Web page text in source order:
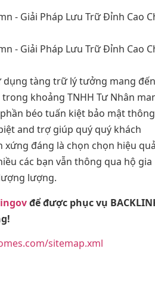
dụng tàng trữ lý tưởng mang đến
khoảng TNHH Tư Nhân
béo tuấn kiệt bảo mật thông
and trợ giúp quý quý khách
đáng là chọn chọn hiệu
các bạn vẫn thông qua hộ gia
lượng.
để được phục vụ
sitemap.xml